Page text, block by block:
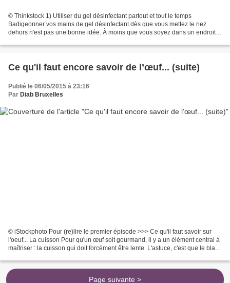
© Thinkstock 1) Utiliser du gel désinfectant partout et tout le temps
Badigeonner vos mains de gel désinfectant dès que vous mettez le nez
dehors n'est pas une bonne idée. À moins que vous soyez dans un endroit
Ce qu'il faut encore savoir de l’œuf... (suite)
Publié le 06/05/2015 à 23:16
Par Diab Bruxelles
© iStockphoto Pour (re)lire le premier épisode >>> Ce qu'il faut savoir sur
l'oeuf... La cuisson Pour qu'un œuf soit gourmand, il y a un élément central à
maîtriser : la cuisson qui doit forcément être lente. L'astuce, c'est que le blanc
Page suivante >